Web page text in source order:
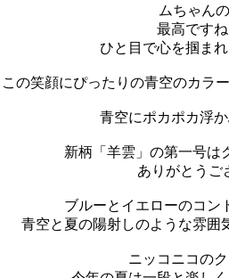
ムちゃん
最高です
ひと目で心を掴ま
この笑顔にぴったりの青空のカラ
青空にポカポカ浮
新柄「羊雲」の第一号は
ありがとうご
ブルーとイエローのコン
青空と夏の陽射しのような雰囲
ニッコニコの